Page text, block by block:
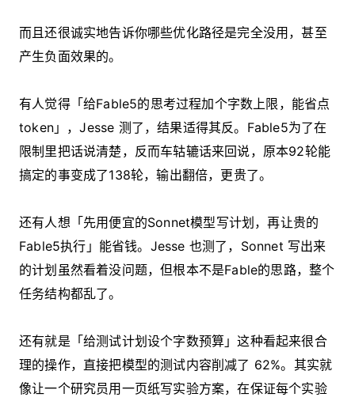
而且还很诚实地告诉你哪些优化路径是完全没用，甚至
产生负面效果的。
有人觉得「给Fable5的思考过程加个字数上限，能省点
token」，Jesse 测了，结果适得其反。Fable5为了在
限制里把话说清楚，反而车轱辘话来回说，原本92轮能
搞定的事变成了138轮，输出翻倍，更贵了。
还有人想「先用便宜的Sonnet模型写计划，再让贵的
Fable5执行」能省钱。Jesse 也测了，Sonnet 写出来
的计划虽然看着没问题，但根本不是Fable的思路，整个
任务结构都乱了。
还有就是「给测试计划设个字数预算」这种看起来很合
理的操作，直接把模型的测试内容削减了 62%。其实就
像让一个研究员用一页纸写实验方案，在保证每个实验